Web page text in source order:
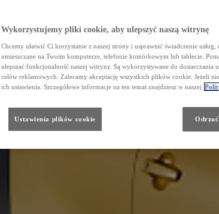
Wykorzystujemy pliki cookie, aby ulepszyć naszą witrynę
Chcemy ułatwić Ci korzystanie z naszej strony i usprawnić świadczenie
umieszczane na Twoim komputerze, telefonie komórkowym lub tablecie.
ulepszać funkcjonalność naszej witryny. Są wykorzystywane do dostarczania
celów reklamowych. Zalecamy akceptację wszystkich plików cookie. Jeżeli
ich ustawienia. Szczegółowe informacje na ten temat znajdziesz w naszej
Ustawienia plików cookie